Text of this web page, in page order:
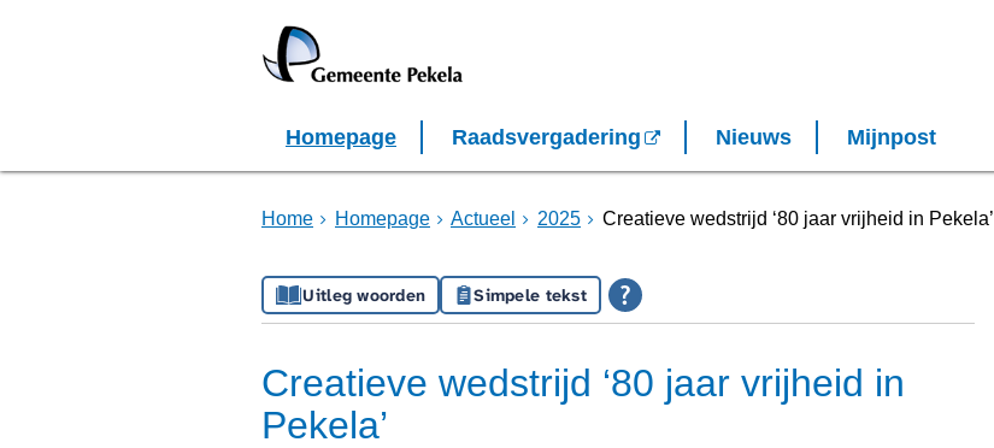
Homepage Raadsvergadering Nieuws Mijnpost
Home Homepage Actueel 2025 Creatieve wedstrijd ‘80 jaar vrijheid in Pekela’
Uitleg woorden Simpele tekst
Creatieve wedstrijd ‘80 jaar vrijheid in
Pekela’